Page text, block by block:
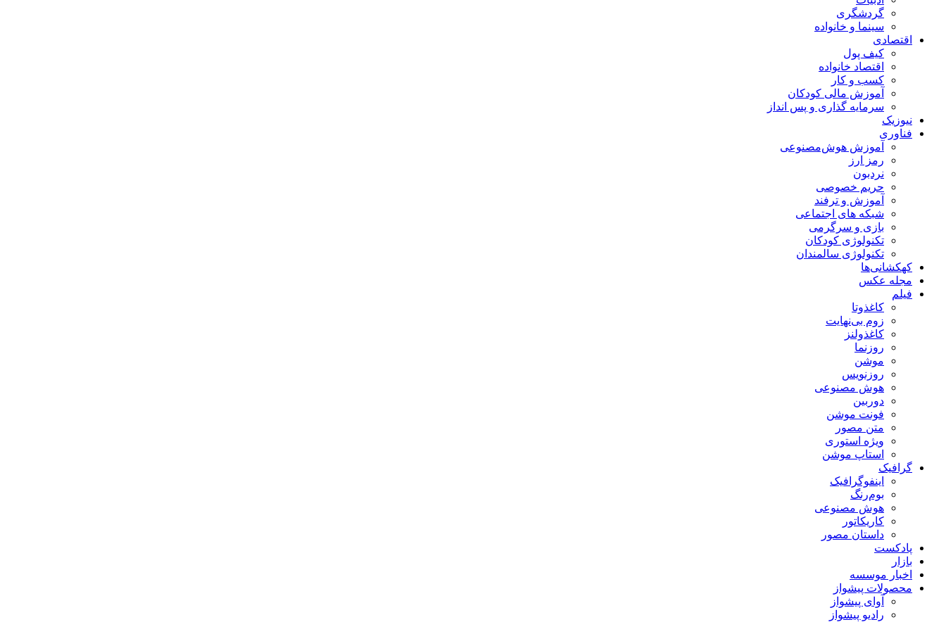
گردشگری
سینما و خانواده
اقتصادی
کیف پول
اقتصاد خانواده
کسب و کار
آموزش مالی کودکان
سرمایه گذاری و پس انداز
نیوزیک
فناوری
آموزش هوش‌مصنوعی
رمز ارز
نردبون
حریم خصوصی
آموزش و ترفند
شبکه های اجتماعی
بازی و سرگرمی
تکنولوژی کودکان
تکنولوژی سالمندان
کهکشانی‌ها
مجله عکس
فیلم
کاغذوتا
زوم بی‌نهایت
کاغذولنز
روزنما
موشن
روزنویس
هوش مصنوعی
دوربین
فونت موشن
متن مصور
ویژه استوری
استاپ موشن
گرافیک
اینفوگرافیک
بوم‌رنگ
هوش مصنوعی
کاریکاتور
داستان مصور
پادکست
بازار
اخبار موسسه
محصولات پیشواز
آوای پیشواز
رادیو پیشواز